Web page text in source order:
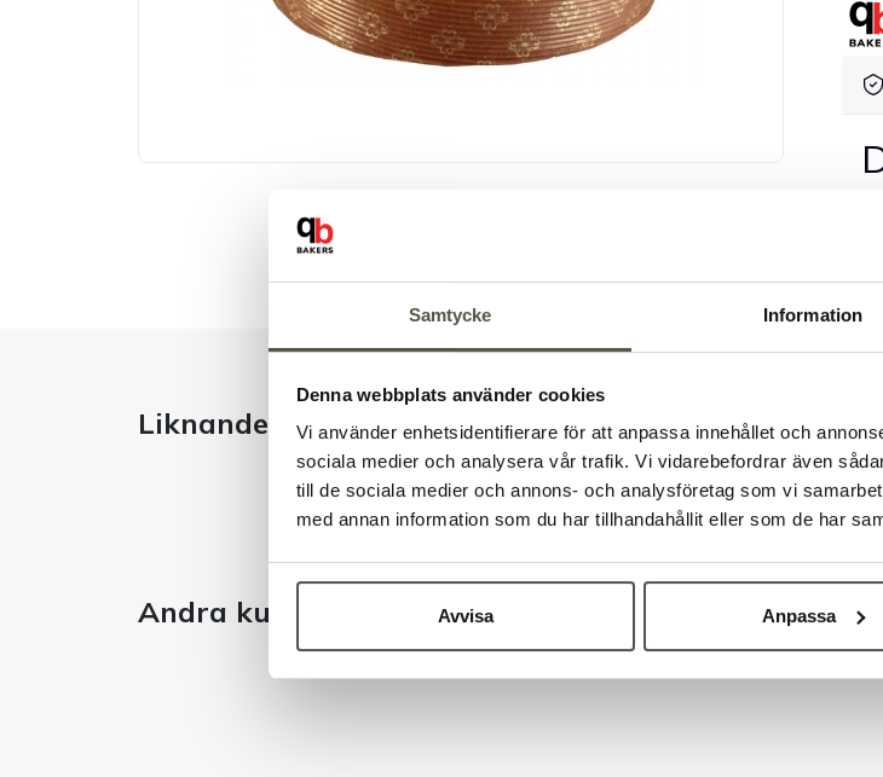
Samtycke Information
Denna webbplats använder cookies
Vi använder enhetsidentifierare för att anpassa innehållet och
sociala medier och analysera vår trafik. Vi vidarebefordrar även
till de sociala medier och annons- och analysföretag som vi
med annan information som du har tillhandahållit eller som de har
Avvisa Anpassa
Liknande produkter
Andra kunder tittade även på
Välkommen till
Handlar du som företag eller
Fortsätt som privatperson